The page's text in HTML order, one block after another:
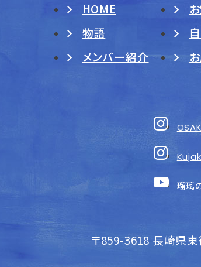
HOME
物語
メンバー紹介
瑠璃
〒859-3618 長崎県